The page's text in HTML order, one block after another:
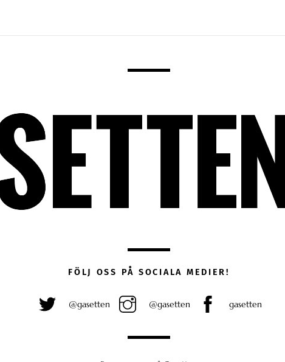
FÖLJ OSS PÅ SOCIALA MEDIER!
@gasetten @gasetten gasetten